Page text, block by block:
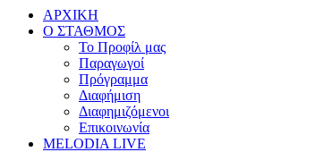
ΑΡΧΙΚΗ
Ο ΣΤΑΘΜΟΣ
Το Προφίλ μας
Παραγωγοί
Πρόγραμμα
Διαφήμιση
Διαφημιζόμενοι
Επικοινωνία
MELODIA LIVE